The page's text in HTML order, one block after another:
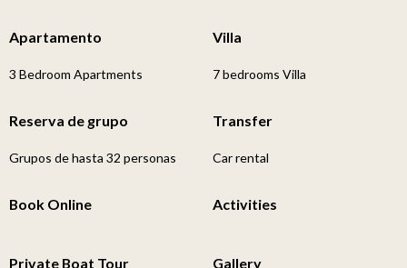
Apartamento
3 Bedroom Apartments
Villa
7 bedrooms Villa
Reserva de grupo
Grupos de hasta 32 personas
Transfer
Car rental
Book Online Activities
Private Boat Tour Gallery